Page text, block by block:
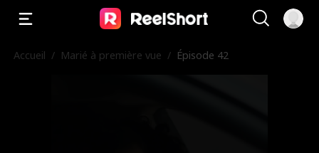
Accueil / Marié à première vue / Épisode 42